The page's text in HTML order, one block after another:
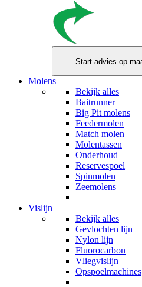
Molens
Bekijk alles
Baitrunner
Big Pit molens
Feedermolen
Match molen
Molentassen
Onderhoud
Reservespoel
Spinmolen
Zeemolens
Vislijn
Bekijk alles
Gevlochten lijn
Nylon lijn
Fluorocarbon
Vliegvislijn
Opspoelmachines